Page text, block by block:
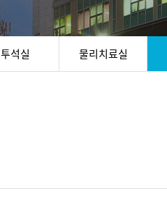
투석실 물리치료실